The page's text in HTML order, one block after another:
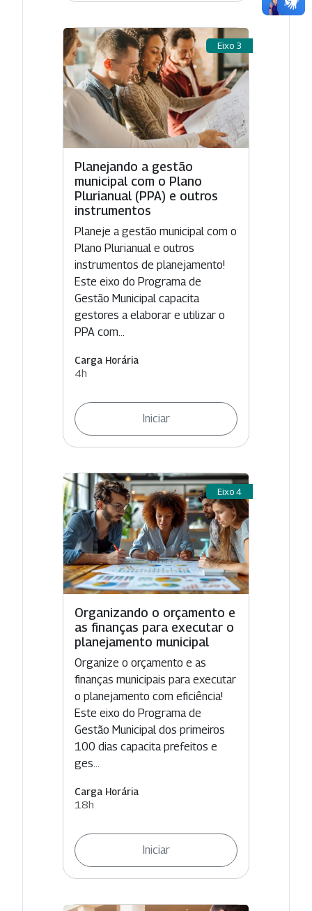
Eixo 3
Planejando a gestão
municipal com o Plano
Plurianual (PPA) e outros
instrumentos
Planeje a gestão municipal com o
Plano Plurianual e outros
instrumentos de planejamento!
Este eixo do Programa de
Gestão Municipal capacita
gestores a elaborar e utilizar o
PPA com...
Carga Horária
4h
Iniciar
Eixo 4
Organizando o orçamento e
as finanças para executar o
planejamento municipal
Organize o orçamento e as
finanças municipais para executar
o planejamento com eficiência!
Este eixo do Programa de
Gestão Municipal dos primeiros
100 dias capacita prefeitos e
ges...
Carga Horária
18h
Iniciar